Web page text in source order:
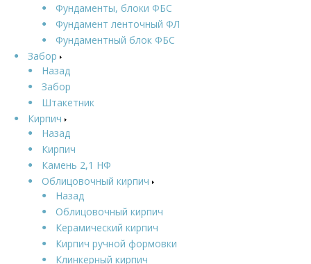
Фундаменты, блоки ФБС
Фундамент ленточный ФЛ
Фундаментный блок ФБС
Забор
Назад
Забор
Штакетник
Кирпич
Назад
Кирпич
Камень 2,1 НФ
Облицовочный кирпич
Назад
Облицовочный кирпич
Керамический кирпич
Кирпич ручной формовки
Клинкерный кирпич